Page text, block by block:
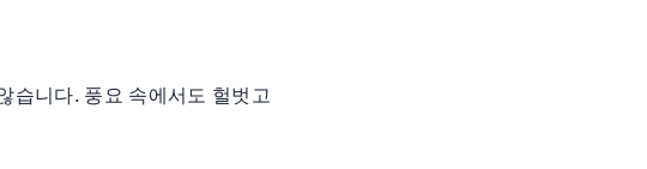
습니다. 풍요 속에서도 헐벗고